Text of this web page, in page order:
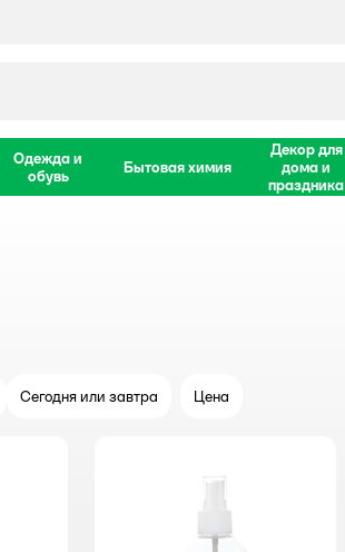
Одежда и
обувь
Бытовая химия
Декор для
дома и
праздника
Сегодня или завтра Цена